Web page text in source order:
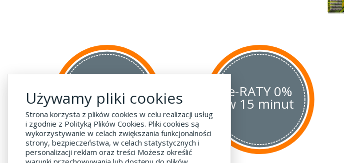
do krajów UE
za 55 zł
e-RATY 0%
w 15 minut
Używamy pliki cookies
Strona korzysta z plików cookies w celu realizacji usług
i zgodnie z Polityką Plików Cookies. Pliki cookies są
wykorzystywanie w celach zwiększania funkcjonalności
strony, bezpieczeństwa, w celach statystycznych i
personalizacji reklam oraz treści Możesz określić